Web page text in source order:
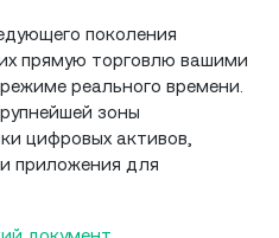
поколения
прямую торговлю вашими
реального времени.
зоны
цифровых активов,
приложения для